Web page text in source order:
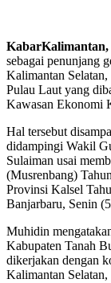
sebagai penunjang
Kalimantan
Pulau Laut yang
Kawasan Ekonomi
Hal tersebut
didampingi Wakil
Sulaiman usai
(Musrenbang)
Provinsi Kalsel
Banjarbaru, Senin
Muhidin
Kabupaten Tanah
dikerjakan dengan
Kalimantan Selatan,